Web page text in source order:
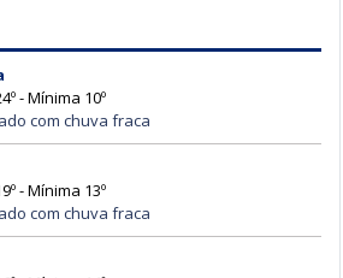
- Mínima 10º
com chuva fraca
- Mínima 13º
com chuva fraca